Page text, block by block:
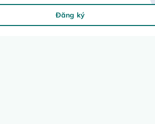
Đăng ký